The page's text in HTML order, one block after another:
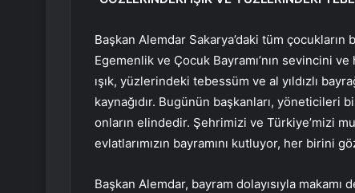
Başkan Alemdar Sakarya’daki tüm çocukların
Egemenlik ve Çocuk Bayramı’nın sevincini
ışık, yüzlerindeki tebessüm ve al yıldızlı
kaynağıdır. Bugünün başkanları,
onların elindedir. Şehrimizi ve Türkiye’mizi
evlatlarımızın bayramını kutluyor, her birini
Başkan Alemdar, bayram dolayısıyla